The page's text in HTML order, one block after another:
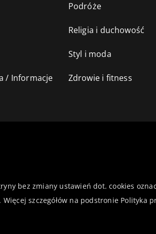
Podróże
Religia i duchowość
Styl i moda
/ Informacje Zdrowie i fitness
bez zmiany ustawień dot. cookies
szczegółów na podstronie Polityka